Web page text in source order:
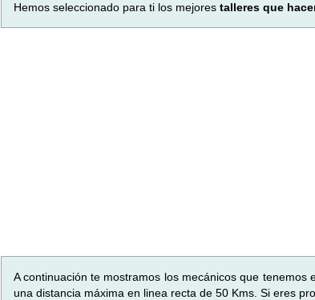
Hemos seleccionado para ti los mejores talleres que
A continuación te mostramos los mecánicos que tenemos
una distancia máxima en linea recta de 50 Kms. Si eres